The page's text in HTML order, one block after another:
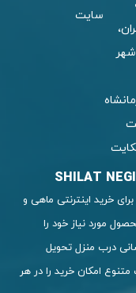
سایت
اینترنتی ماهی و
نیاز خود را
منزل تحویل
خرید را در هر